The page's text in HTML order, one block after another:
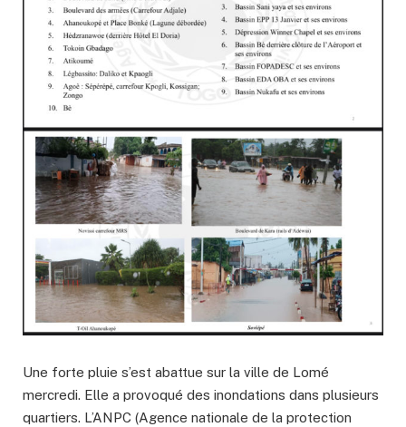
Une forte pluie s’est abattue sur la ville de Lomé
mercredi. Elle a provoqué des inondations dans plusieurs
quartiers. L’ANPC (Agence nationale de la protection